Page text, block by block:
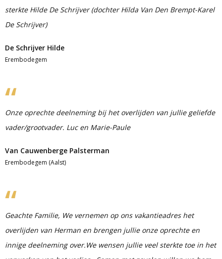
sterkte Hilde De Schrijver (dochter Hilda Van Den Brempt-Karel
De Schrijver)
De Schrijver Hilde
Erembodegem
Onze oprechte deelneming bij het overlijden van jullie geliefde
vader/grootvader. Luc en Marie-Paule
Van Cauwenberge Palsterman
Erembodegem (Aalst)
Geachte Familie, We vernemen op ons vakantieadres het
overlijden van Herman en brengen jullie onze oprechte en
innige deelneming over.We wensen jullie veel sterkte toe in het